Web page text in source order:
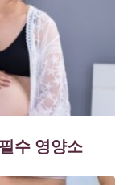
en-la-
ético-legales del
un debate
debate-
수 영양소